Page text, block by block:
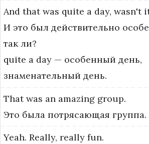
And that was quite a day, wasn't
И это был действительно
так ли?
quite a day — особенный день,
знаменательный день.
That was an amazing group.
Это была потрясающая группа.
Yeah. Really, really fun.